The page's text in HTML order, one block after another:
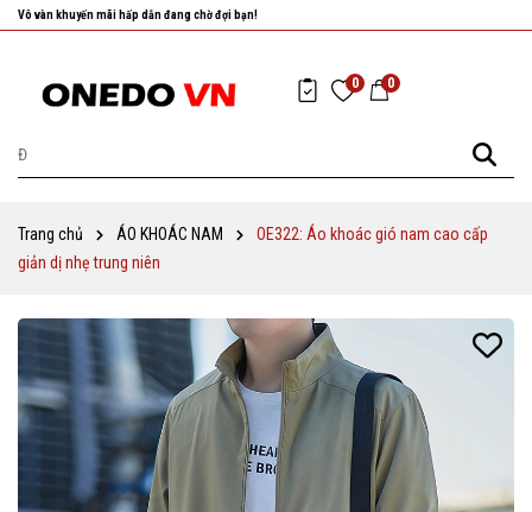
Nhanh tay chọn cho mình những sản phẩm ưng ý nhất!
0 0
Trang chủ ÁO KHOÁC NAM
OE322: Áo khoác gió nam cao cấp
giản dị nhẹ trung niên